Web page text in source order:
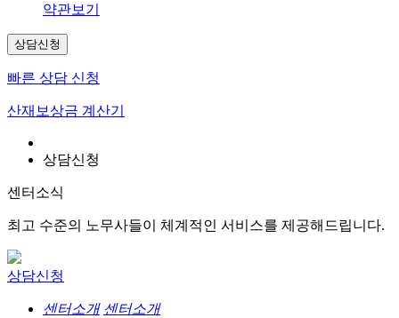
약관보기
상담신청
빠른 상담 신청
산재보상금 계산기
상담신청
센터소식
최고 수준의 노무사들이 체계적인 서비스를 제공해드립니다.
상담신청
센터소개 센터소개